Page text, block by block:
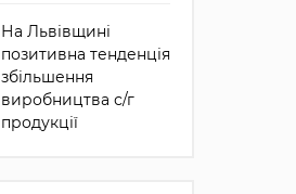
На Львівщині
позитивна тенденція
збільшення
виробництва с/г
продукції